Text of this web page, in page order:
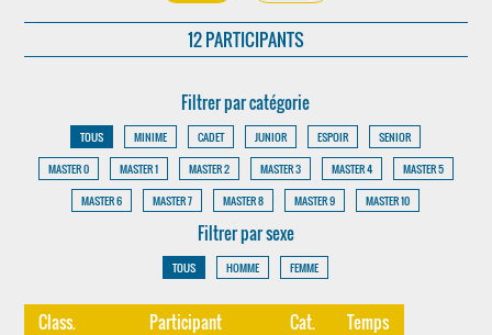
12 PARTICIPANTS
Filtrer par catégorie
TOUS MINIME CADET JUNIOR ESPOIR
SENIOR
MASTER 0
MASTER 1 MASTER 2 MASTER 3 MASTER 4
MASTER 5
MASTER 6
MASTER 7 MASTER 8 MASTER 9 MASTER 10
Filtrer par sexe
TOUS HOMME FEMME
Class. Participant Cat. Temps